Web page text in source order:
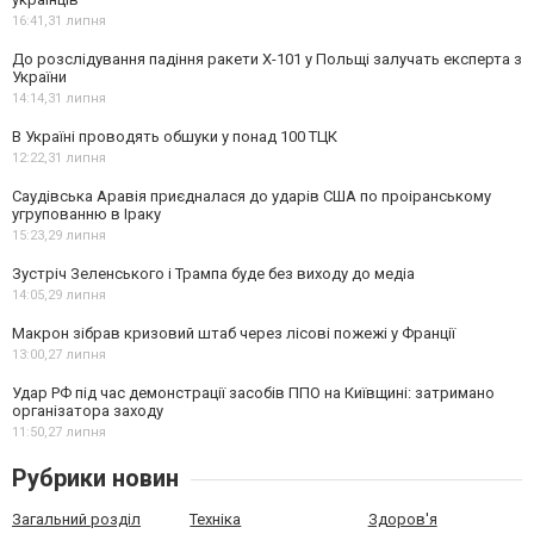
16:41,31 липня
До розслідування падіння ракети Х-101 у Польщі залучать експерта з
України
14:14,31 липня
В Україні проводять обшуки у понад 100 ТЦК
12:22,31 липня
Саудівська Аравія приєдналася до ударів США по проіранському
угрупованню в Іраку
15:23,29 липня
Зустріч Зеленського і Трампа буде без виходу до медіа
14:05,29 липня
Макрон зібрав кризовий штаб через лісові пожежі у Франції
13:00,27 липня
Удар РФ під час демонстрації засобів ППО на Київщині: затримано
організатора заходу
11:50,27 липня
Рубрики новин
Загальний розділ Техніка Здоров'я